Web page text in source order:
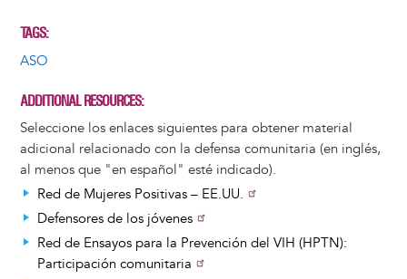
TAGS
ASO
ADDITIONAL RESOURCES
Seleccione los enlaces siguientes para obtener material
adicional relacionado con la defensa comunitaria (en inglés,
al menos que "en español" esté indicado).
Red de Mujeres Positivas – EE.UU.
Defensores de los jóvenes
Red de Ensayos para la Prevención del VIH (HPTN):
Participación comunitaria